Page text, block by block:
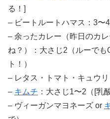
る！]
– ビートルートハマス：3〜
– 余ったカレー（昨日のカ
ね？）：大さじ2（ルーで
ト！）
– レタス・トマト・キュウ
– キムチ ：大さじ1〜2（[乳
– ヴィーガンマヨネーズ or